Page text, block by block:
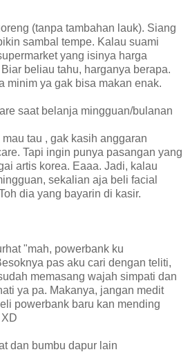
(tanpa tambahan lauk). Siang
sambal tempe. Kalau suami
yang isinya harga
beliau tahu, harganya berapa.
minim ya gak bisa makan enak.
saat belanja mingguan/bulanan
tau , gak kasih anggaran
Tapi ingin punya pasangan yang
artis korea. Eaaa. Jadi, kalau
sekalian aja beli facial
dia yang bayarin di kasir.
"mah, powerbank ku
pas aku cari dengan teliti,
memasang wajah simpati dan
ya pa. Makanya, jangan medit
powerbank baru kan mending
dan bumbu dapur lain